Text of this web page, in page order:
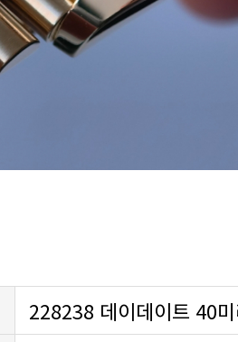
228238 데이데이트 40